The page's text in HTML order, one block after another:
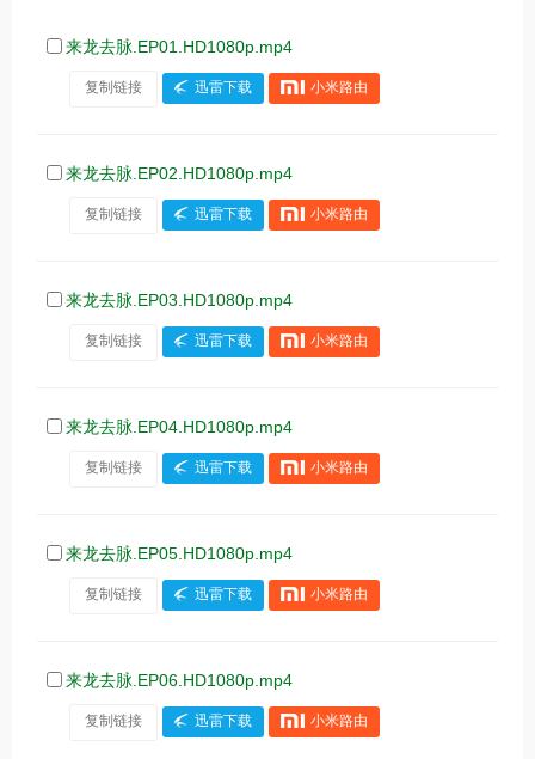
来龙去脉.EP01.HD1080p.mp4
复制链接 迅雷下载 小米路由
来龙去脉.EP02.HD1080p.mp4
复制链接 迅雷下载 小米路由
来龙去脉.EP03.HD1080p.mp4
复制链接 迅雷下载 小米路由
来龙去脉.EP04.HD1080p.mp4
复制链接 迅雷下载 小米路由
来龙去脉.EP05.HD1080p.mp4
复制链接 迅雷下载 小米路由
来龙去脉.EP06.HD1080p.mp4
复制链接 迅雷下载 小米路由